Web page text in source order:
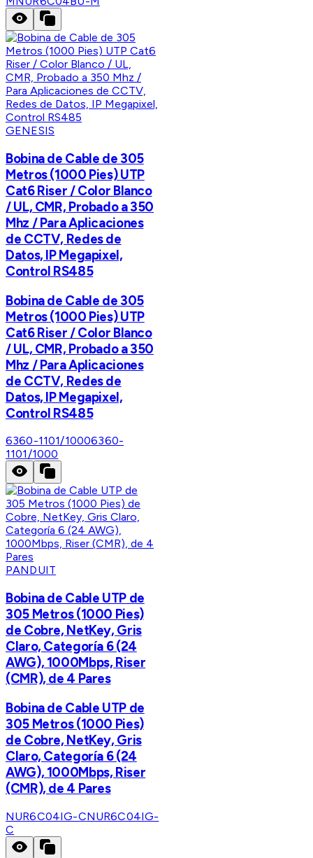
GENESIS
Bobina de Cable de 305
Metros (1000 Pies) UTP
Cat6 Riser / Color Blanco
/ UL, CMR, Probado a 350
Mhz / Para Aplicaciones
de CCTV, Redes de
Datos, IP Megapixel,
Control RS485
Bobina de Cable de 305
Metros (1000 Pies) UTP
Cat6 Riser / Color Blanco
/ UL, CMR, Probado a 350
Mhz / Para Aplicaciones
de CCTV, Redes de
Datos, IP Megapixel,
Control RS485
6360-1101/10006360-
1101/1000
PANDUIT
Bobina de Cable UTP de
305 Metros (1000 Pies)
de Cobre, NetKey, Gris
Claro, Categoría 6 (24
AWG), 1000Mbps, Riser
(CMR), de 4 Pares
Bobina de Cable UTP de
305 Metros (1000 Pies)
de Cobre, NetKey, Gris
Claro, Categoría 6 (24
AWG), 1000Mbps, Riser
(CMR), de 4 Pares
NUR6C04IG-CNUR6C04IG-
C